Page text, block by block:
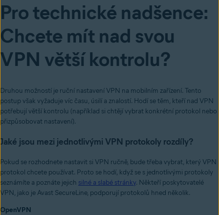
Pro technické nadšence:
Chcete mít nad svou
VPN větší kontrolu?
Druhou možností je ruční nastavení VPN na mobilním zařízení. Tento
postup však vyžaduje víc času, úsilí a znalostí. Hodí se těm, kteří nad VPN
potřebují větší kontrolu (například si chtějí vybrat konkrétní protokol nebo
přizpůsobovat nastavení).
Jaké jsou mezi jednotlivými VPN protokoly rozdíly?
Pokud se rozhodnete nastavit si VPN ručně, bude třeba vybrat, který VPN
protokol chcete používat. Proto se hodí, když se s jednotlivými protokoly
seznámíte a poznáte jejich silné a slabé stránky. Někteří poskytovatelé
VPN, jako je Avast SecureLine, podporují protokolů hned několik.
OpenVPN